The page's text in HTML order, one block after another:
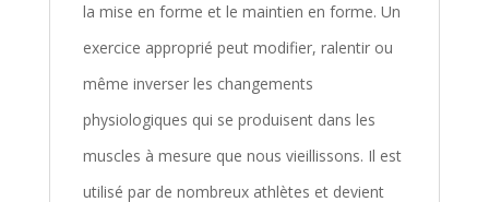
la mise en forme et le maintien en forme. Un
exercice approprié peut modifier, ralentir ou
même inverser les changements
physiologiques qui se produisent dans les
muscles à mesure que nous vieillissons. Il est
utilisé par de nombreux athlètes et devient